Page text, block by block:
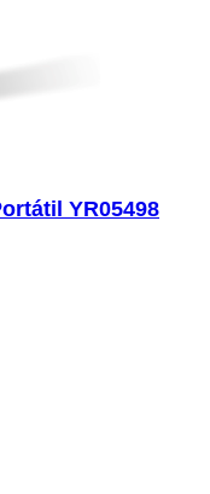
YR05498